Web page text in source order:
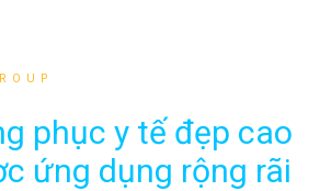
phục y tế đẹp cao
ứng dụng rộng rãi